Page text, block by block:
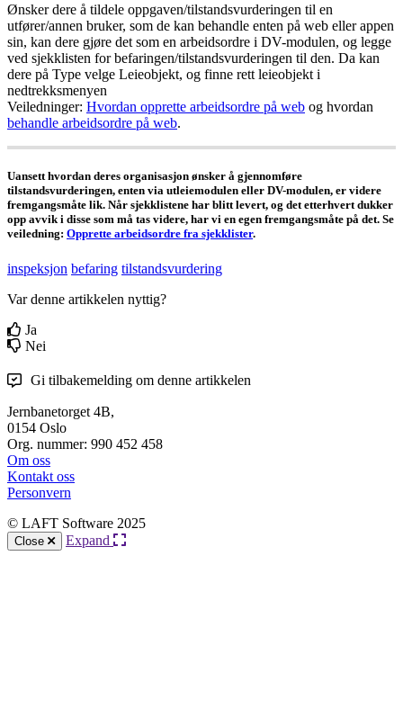
Ønsker dere å tildele oppgaven/tilstandsvurderingen til en
utfører/annen bruker, som de kan behandle enten på web eller appen
sin, kan dere gjøre det som en arbeidsordre i DV-modulen, og legge
ved sjekklisten for befaringen/tilstandsvurderingen til den. Da kan
dere på Type velge Leieobjekt, og finne rett leieobjekt i
nedtrekksmenyen
Veiledninger: Hvordan opprette arbeidsordre på web og hvordan
behandle arbeidsordre på web.
Uansett hvordan deres organisasjon ønsker å gjennomføre
tilstandsvurderingen, enten via utleiemodulen eller DV-modulen, er videre
fremgangsmåte lik. Når sjekklistene har blitt levert, og det etterhvert dukker
opp avvik i disse som må tas videre, har vi en egen fremgangsmåte på det. Se
veiledning: Opprette arbeidsordre fra sjekklister.
inspeksjon befaring tilstandsvurdering
Var denne artikkelen nyttig?
Ja
Nei
Gi tilbakemelding om denne artikkelen
Jernbanetorget 4B,
0154 Oslo
Org. nummer: 990 452 458
Om oss
Kontakt oss
Personvern
© LAFT Software 2025
Close Expand